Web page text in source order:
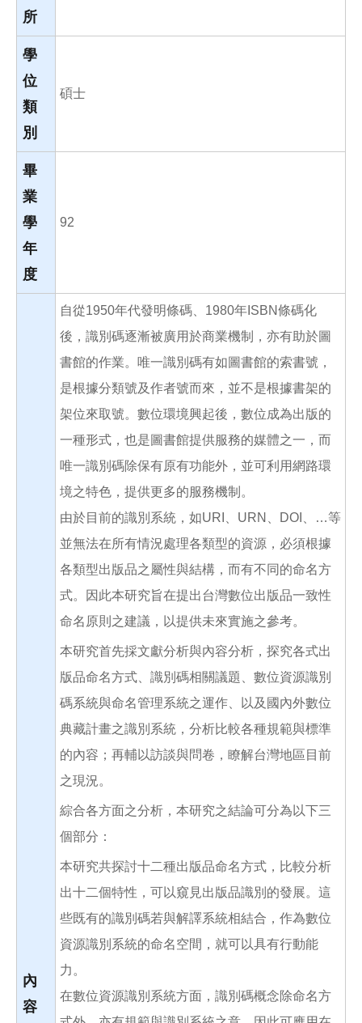
所
學
位
類
別
碩士
畢
業
學
年
度
92
內
容
自從1950年代發明條碼、1980年ISBN條碼化
後，識別碼逐漸被廣用於商業機制，亦有助於圖
書館的作業。唯一識別碼有如圖書館的索書號，
是根據分類號及作者號而來，並不是根據書架的
架位來取號。數位環境興起後，數位成為出版的
一種形式，也是圖書館提供服務的媒體之一，而
唯一識別碼除保有原有功能外，並可利用網路環
境之特色，提供更多的服務機制。
由於目前的識別系統，如URI、URN、DOI、…等
並無法在所有情況處理各類型的資源，必須根據
各類型出版品之屬性與結構，而有不同的命名方
式。因此本研究旨在提出台灣數位出版品一致性
命名原則之建議，以提供未來實施之參考。
本研究首先採文獻分析與內容分析，探究各式出
版品命名方式、識別碼相關議題、數位資源識別
碼系統與命名管理系統之運作、以及國內外數位
典藏計畫之識別系統，分析比較各種規範與標準
的內容；再輔以訪談與問卷，瞭解台灣地區目前
之現況。
綜合各方面之分析，本研究之結論可分為以下三
個部分：
本研究共探討十二種出版品命名方式，比較分析
出十二個特性，可以窺見出版品識別的發展。這
些既有的識別碼若與解譯系統相結合，作為數位
資源識別系統的命名空間，就可以具有行動能
力。
在數位資源識別系統方面，識別碼概念除命名方